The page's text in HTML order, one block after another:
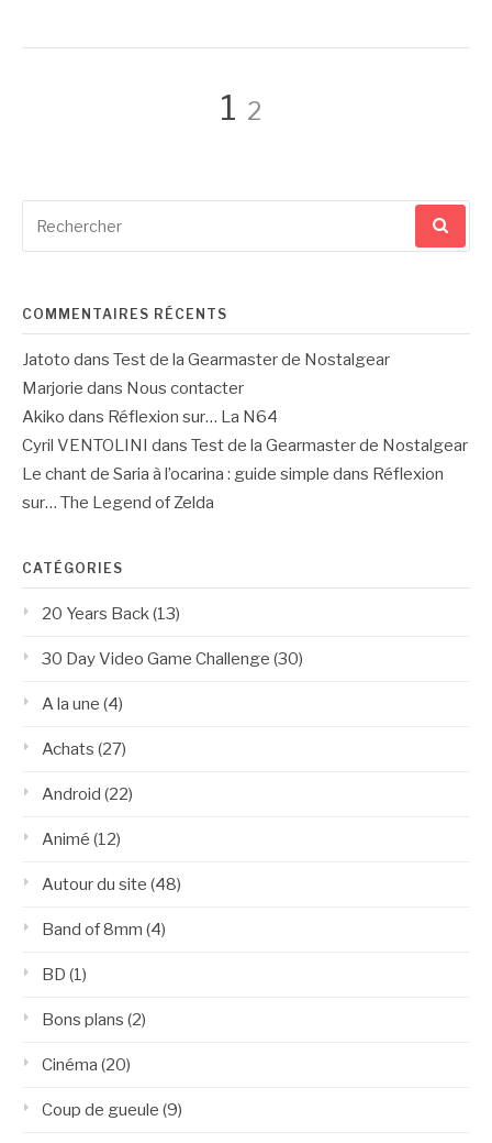
Pagination
des
publications
Page
1 Page
2
pour
COMMENTAIRES RÉCENTS
Jatoto dans Test de la Gearmaster de Nostalgear
Marjorie dans Nous contacter
Akiko dans Réflexion sur… La N64
Cyril VENTOLINI dans Test de la Gearmaster de Nostalgear
Le chant de Saria à l’ocarina : guide simple dans Réflexion
sur… The Legend of Zelda
CATÉGORIES
20 Years Back(13)
30 Day Video Game Challenge (30)
A la une (4)
Achats (27)
Android (22)
Animé (12)
Autour du site (48)
Band of 8mm (4)
BD (1)
Bons plans (2)
Cinéma (20)
Coup de gueule (9)